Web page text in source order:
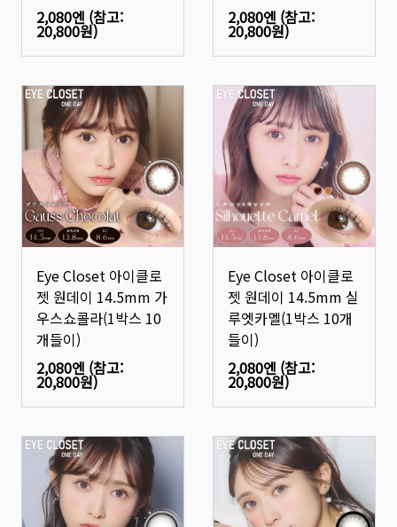
2,080엔 (참고:
20,800원)
2,080엔 (참고:
20,800원)
Eye Closet 아이클로
젯 원데이 14.5mm 가
우스쇼콜라(1박스 10
개들이)
2,080엔 (참고:
20,800원)
Eye Closet 아이클로
젯 원데이 14.5mm 실
루엣카멜(1박스 10개
들이)
2,080엔 (참고:
20,800원)